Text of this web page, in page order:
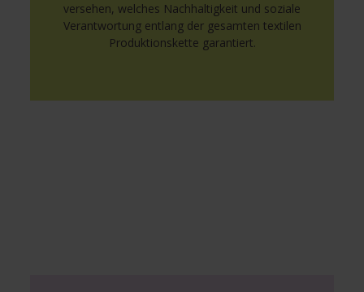
versehen, welches Nachhaltigkeit und soziale
Verantwortung entlang der gesamten textilen
Produktionskette garantiert.